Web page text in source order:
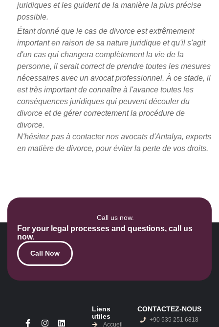
juridiques et les guident de la manière la plus précise
possible.
Étant donné que le cas de divorce est extrêmement
important en raison de sa nature juridique et qu'il s'agit
d'un cas qui changera complètement la vie de la
personne, il serait correct de prendre toutes les mesures
nécessaires avec un avocat professionnel. À ce stade, il
est très important de connaître à l'avance toutes les
conséquences juridiques qui peuvent découler du
divorce et de gérer correctement la procédure de
divorce.
N'hésitez pas à contacter nos avocats d'Antalya, experts
en matière de divorce, pour éviter la perte de vos droits.
Call us now.
For your legal processes and questions, call us
now.
Call Now
Liens
utiles
Accueil
CONTACTEZ-NOUS
+90 535 251 6818